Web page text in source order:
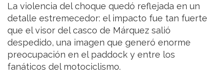
La violencia del choque quedó reflejada en un
detalle estremecedor: el impacto fue tan fuerte
que el visor del casco de Márquez salió
despedido, una imagen que generó enorme
preocupación en el paddock y entre los
fanáticos del motociclismo.